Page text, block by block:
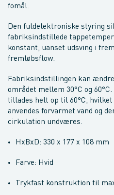
fomål.
Den fuldelektroniske styring
fabriksindstillede
konstant, uanset udsving i
fremløbsflow.
Fabriksindstillingen kan
området mellem 30°C og
tillades helt op til 60°C,
anvendes forvarmet vand og
cirkulation undværes.
HxBxD: 330 x 177 x 108 mm
Farve: Hvid
Trykfast konstruktion til